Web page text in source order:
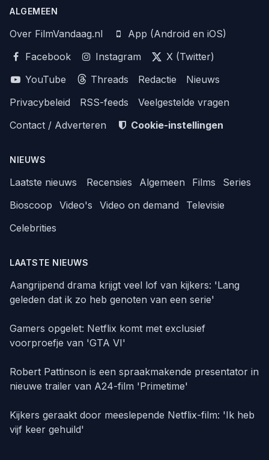
ALGEMEEN
Over FilmVandaag.nl
App (Android en iOS)
Facebook
Instagram
X (Twitter)
YouTube
Threads Redactie
Nieuws
Privacybeleid
RSS-feeds
Veelgestelde vragen
Contact / Adverteren
Cookie-instellingen
NIEUWS
Laatste nieuws Recensies Algemeen Films
Series
Bioscoop
Video's Video on demand
Televisie
Celebrities
LAATSTE NIEUWS
Aangrijpend drama krijgt veel lof van kijkers: 'Lang
geleden dat ik zo heb genoten van een serie'
Gamers opgelet: Netflix komt met exclusief
voorproefje van 'GTA VI'
Robert Pattinson is een spraakmakende presentator in
nieuwe trailer van A24-film 'Primetime'
Kijkers geraakt door meeslepende Netflix-film: 'Ik heb
vijf keer gehuild'